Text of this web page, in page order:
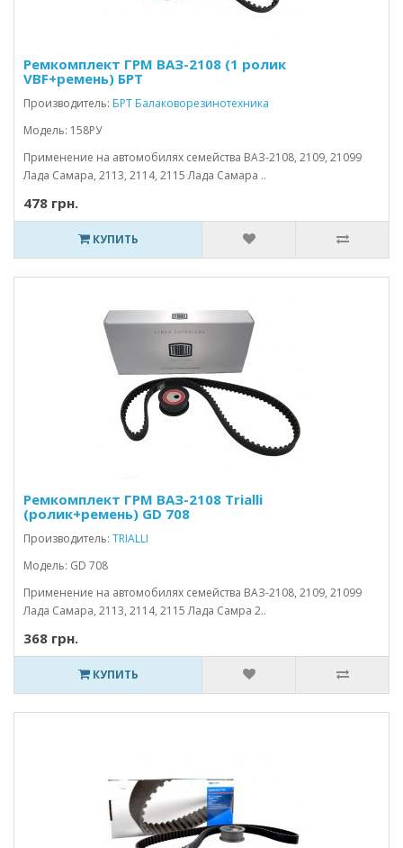
Ремкомплект ГРМ ВАЗ-2108 (1 ролик
VBF+ремень) БРТ
Производитель: БРТ Балаковорезинотехника
Модель: 158РУ
Применение на автомобилях семейства ВАЗ-2108, 2109, 21099
Лада Самара, 2113, 2114, 2115 Лада Самара ..
478 грн.
КУПИТЬ
Ремкомплект ГРМ ВАЗ-2108 Trialli
(ролик+ремень) GD 708
Производитель: TRIALLI
Модель: GD 708
Применение на автомобилях семейства ВАЗ-2108, 2109, 21099
Лада Самара, 2113, 2114, 2115 Лада Самра 2..
368 грн.
КУПИТЬ